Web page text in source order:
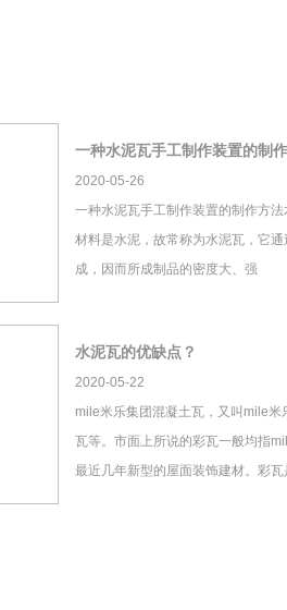
一种水泥瓦手工制作装置的制
2020-05-26
一种水泥瓦手工制作装置的制作方
材料是水泥，故常称为水泥瓦，它
成，因而所成制品的密度大、强
水泥瓦的优缺点？
2020-05-22
mile米乐集团混凝土瓦，又叫mile米
瓦等。市面上所说的彩瓦一般均指
最近几年新型的屋面装饰建材。彩